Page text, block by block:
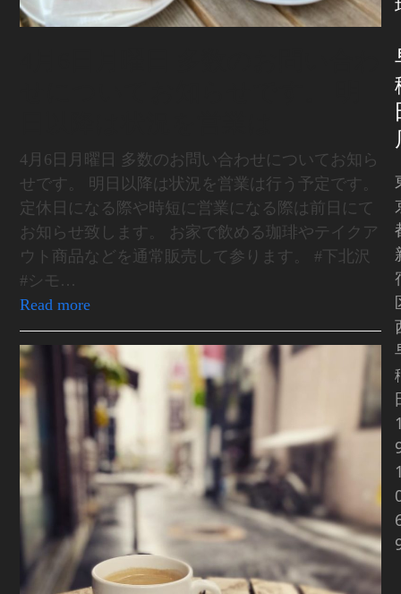
4月6日月曜日 多数のお問い合わせについてお知ら
せです。 明日以降は状況を営業は行う予定です。
定休日になる際や時短に営業になる際は前日にて
お知らせ致します。 お家で飲める珈琲やテイクア
ウト商品などを通常販売して参ります。 #下北沢
#シモ…
Read more